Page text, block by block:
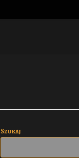
Szukaj